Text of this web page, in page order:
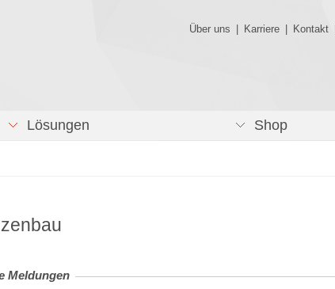
Über uns Karriere Kontakt
Lösungen Shop
Meldungen